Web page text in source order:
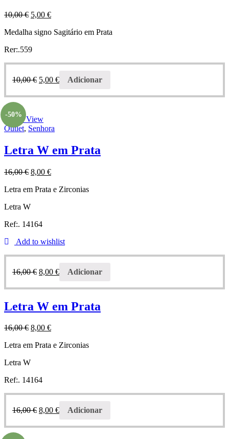
10,00€ 5,00 €
Medalha signo Sagitário em Prata
Rer:.559
10,00€ 5,00 € Adicionar
-50%
Quick View
Outlet, Senhora
Letra W em Prata
16,00€ 8,00 €
Letra em Prata e Zirconias
Letra W
Ref:. 14164
Add to wishlist
16,00€ 8,00 € Adicionar
Letra W em Prata
16,00€ 8,00 €
Letra em Prata e Zirconias
Letra W
Ref:. 14164
16,00€ 8,00 € Adicionar